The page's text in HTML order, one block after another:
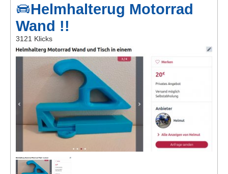
Auktionen
jetzt inserieren
AGB, Nutzungsbedingungen
Impressum
Helmhalterug Motorrad
Wand !!
3121 Klicks